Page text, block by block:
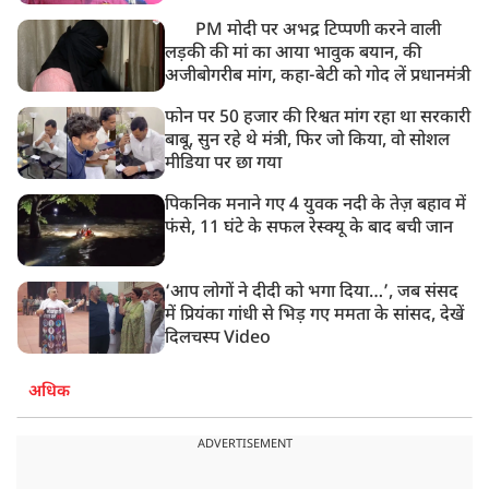
PM मोदी पर अभद्र टिप्पणी करने वाली
लड़की की मां का आया भावुक बयान, की
अजीबोगरीब मांग, कहा-बेटी को गोद लें प्रधानमंत्री
फोन पर 50 हजार की रिश्वत मांग रहा था सरकारी
बाबू, सुन रहे थे मंत्री, फिर जो किया, वो सोशल
मीडिया पर छा गया
पिकनिक मनाने गए 4 युवक नदी के तेज़ बहाव में
फंसे, 11 घंटे के सफल रेस्क्यू के बाद बची जान
‘आप लोगों ने दीदी को भगा दिया…’, जब संसद
में प्रियंका गांधी से भिड़ गए ममता के सांसद, देखें
दिलचस्प Video
अधिक
ADVERTISEMENT